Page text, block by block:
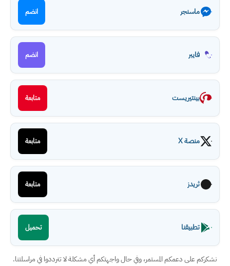
ماسنجر انضم
فايبر انضم
بينتيريست متابعة
منصة X متابعة
ثريدز متابعة
تطبيقنا تحميل
نشكركم على دعمكم المستمر، وفي حال واجهتكم أي مشكلة لا تترددوا في مراسلتنا.